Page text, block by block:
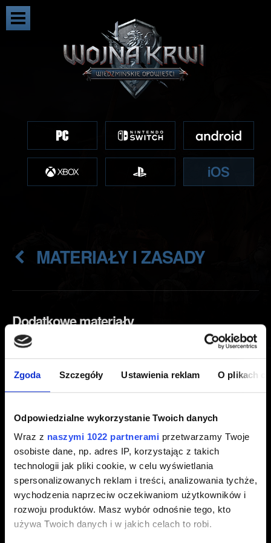
Zgoda Szczegóły Ustawienia reklam O plikach
Odpowiedzialne wykorzystanie Twoich danych
Wraz z naszymi 1022 partnerami przetwarzamy Twoje
osobiste dane, np. adres IP, korzystając z takich
technologii jak pliki cookie, w celu wyświetlania
spersonalizowanych reklam i treści, analizowania tychże,
wychodzenia naprzeciw oczekiwaniom użytkowników i
rozwoju produktów. Masz wybór odnośnie tego, kto
używa Twoich danych i w jakich celach to robi.
MATERIAŁY I ZASADY
Dodatkowe materiały
Wojna Krwi: Wiedźmińskie Opowieści - ścieżka
dźwiękowa z gry
Odblokowanie dodatkowych fantów do GWINTA
Polityka wideo
Polityka wideo